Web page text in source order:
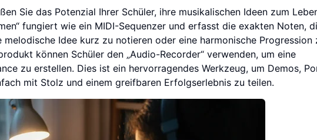
Sie das Potenzial Ihrer Schüler, ihre musikalischen Ideen zum
fungiert wie ein MIDI-Sequenzer und erfasst die exakten Noten,
Idee kurz zu notieren oder eine harmonische Progression
können Schüler den „Audio-Recorder“ verwenden, um eine
zu erstellen. Dies ist ein hervorragendes Werkzeug, um Demos,
mit Stolz und einem greifbaren Erfolgserlebnis zu teilen.